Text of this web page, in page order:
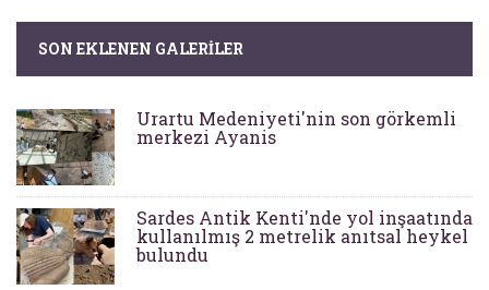
SON EKLENEN GALERILER
Urartu Medeniyeti'nin son görkemli
merkezi Ayanis
Sardes Antik Kenti'nde yol inşaatında
kullanılmış 2 metrelik anıtsal heykel
bulundu